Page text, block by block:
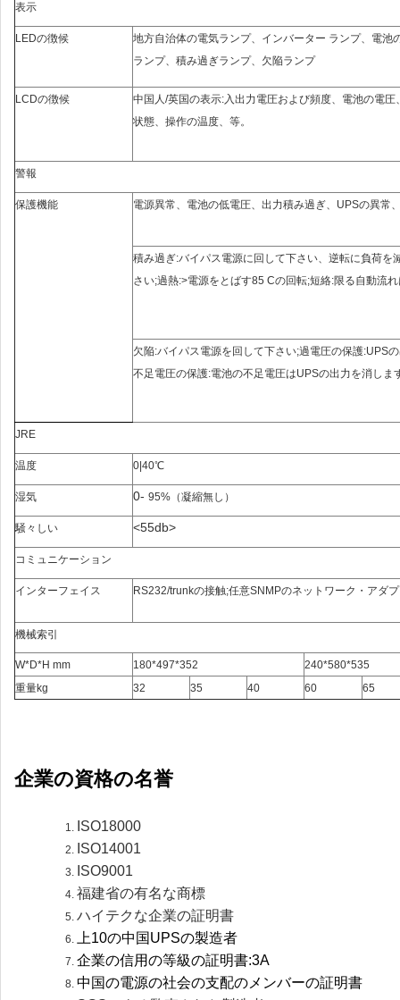
表示
LEDの徴候
地方自治体の電気ランプ、インバーター ランプ、電池
ランプ、積み過ぎランプ、欠陥ランプ
LCDの徴候
中国人/英国の表示:入出力電圧および頻度、電池の電
状態、操作の温度、等。
警報
保護機能 電源異常、電池の低電圧、出力積み過ぎ、UPSの異常
積み過ぎ:バイパス電源に回して下さい、逆転に負荷を
さい;過熱:>電源をとばす85 Cの回転;短絡:限る自動流
欠陥:バイパス電源を回して下さい;過電圧の保護:UPS
不足電圧の保護:電池の不足電圧はUPSの出力を消しま
JRE
温度 0 40℃
湿気 0- 95% （凝縮無し ）
騒々しい <55db>
コミュニケーション
インターフェイス RS232/trunkの接触;任意SNMPのネットワーク・アダ
機械索引
W*D*H mm 180*497*352
240*580*535
重量kg
32 35 40 60 65
企業の資格の名誉
ISO18000
ISO14001
ISO9001
福建省の有名な商標
ハイテクな企業の証明書
上10の中国UPSの製造者
企業の信用の等級の証明書:3A
中国の電源の社会の支配のメンバーの証明書